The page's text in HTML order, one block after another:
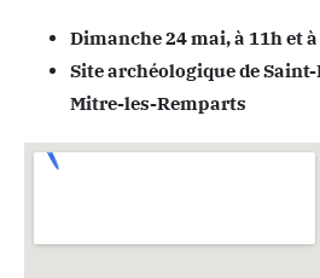
Dimanche 24 mai, à 11h et
Site archéologique de
Mitre-les-Remparts